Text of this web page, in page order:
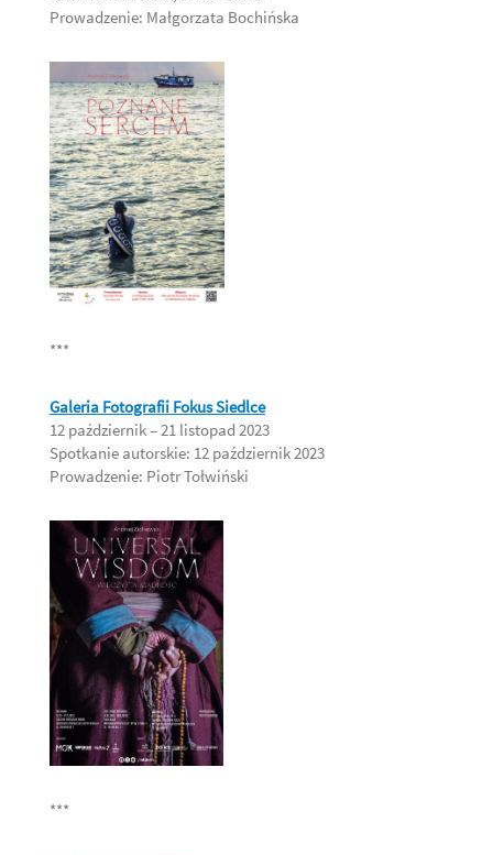
Prowadzenie: Małgorzata Bochińska
***
Galeria Fotografii Fokus Siedlce
12 październik – 21 listopad 2023
Spotkanie autorskie: 12 październik 2023
Prowadzenie: Piotr Tołwiński
***